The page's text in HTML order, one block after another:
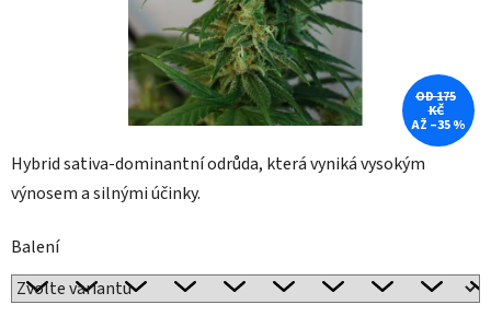
Hybrid sativa-dominantní odrůda, která vyniká vysokým
výnosem a silnými účinky.
Balení
OD 175
KČ
AŽ –35 %